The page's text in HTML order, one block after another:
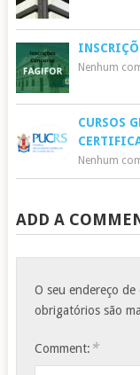
Nenhum
CURSOS
Nenhum
ADD A
O seu endereço
obrigatórios são
Comment: *